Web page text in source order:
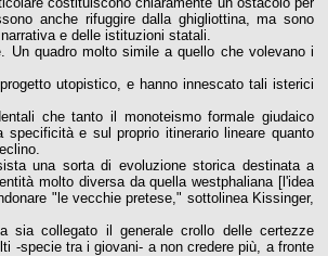
anche rifuggire dalla ghigliottina, ma sono
e delle istituzioni statali.
Un quadro molto simile a quello che volevano i
utopistico, e hanno innescato tali isterici
che tanto il monoteismo formale giudaico
e sul proprio itinerario lineare quanto
una sorta di evoluzione storica destinata a
molto diversa da quella westphaliana [l'idea
"le vecchie pretese," sottolinea Kissinger,
sia collegato il generale crollo delle certezze
-specie tra i giovani- a non credere più, a fronte